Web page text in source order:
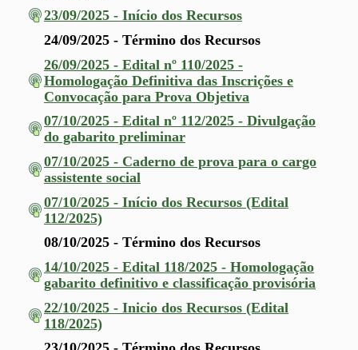
23/09/2025 - Início dos Recursos
24/09/2025 - Término dos Recursos
26/09/2025 - Edital nº 110/2025 -
Homologação Definitiva das Inscrições e
Convocação para Prova Objetiva
07/10/2025 - Edital nº 112/2025 - Divulgação
do gabarito preliminar
07/10/2025 - Caderno de prova para o cargo
assistente social
07/10/2025 - Início dos Recursos (Edital
112/2025)
08/10/2025 - Término dos Recursos
14/10/2025 - Edital 118/2025 - Homologação
gabarito definitivo e classificação provisória
22/10/2025 - Inicio dos Recursos (Edital
118/2025)